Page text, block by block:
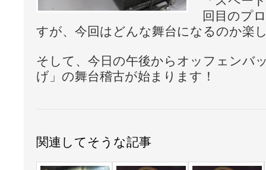
回目のプ
すが、今回はどんな舞台になるのか楽
そして、今日の午後からオッフェンバ
げ」の舞台稽古が始まります！
関連してそうな記事